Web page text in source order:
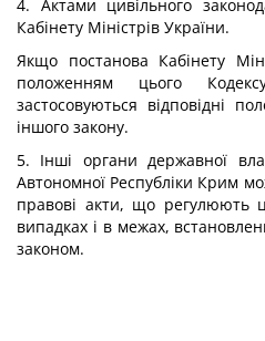
4. Актами цивільного
Кабінету Міністрів України.
Якщо постанова Кабінету
положенням цього
застосовуються відповідні
іншого закону.
5. Інші органи державної
Автономної Республіки Крим
правові акти, що регулюють
випадках і в межах,
законом.